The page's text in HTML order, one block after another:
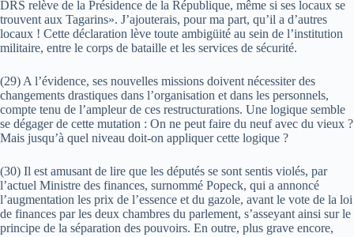
DRS relève de la Présidence de la République, même si ses locaux se
trouvent aux Tagarins». J’ajouterais, pour ma part, qu’il a d’autres
locaux ! Cette déclaration lève toute ambigüité au sein de l’institution
militaire, entre le corps de bataille et les services de sécurité.
(29) A l’évidence, ses nouvelles missions doivent nécessiter des
changements drastiques dans l’organisation et dans les personnels,
compte tenu de l’ampleur de ces restructurations. Une logique semble
se dégager de cette mutation : On ne peut faire du neuf avec du vieux ?
Mais jusqu’à quel niveau doit-on appliquer cette logique ?
(30) Il est amusant de lire que les députés se sont sentis violés, par
l’actuel Ministre des finances, surnommé Popeck, qui a annoncé
l’augmentation les prix de l’essence et du gazole, avant le vote de la loi
de finances par les deux chambres du parlement, s’asseyant ainsi sur le
principe de la séparation des pouvoirs. En outre, plus grave encore,